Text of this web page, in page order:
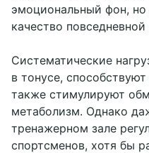
WhatsApp
Социальные сети
эмоциональный фон,
качество
Систематические
в тонусе,
также стимулируют
метаболизм. Однако
тренажерном зале
спортсменов, хотя бы